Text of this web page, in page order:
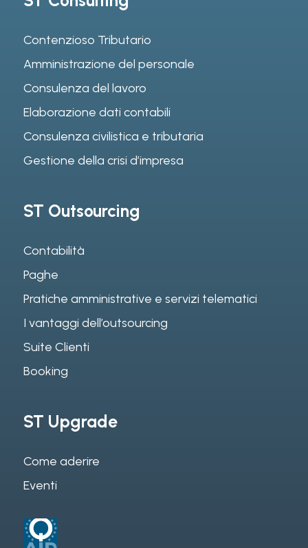
Contenzioso Tributario
Amministrazione del personale
Consulenza del lavoro
Elaborazione dati contabili
Consulenza civilistica e tributaria
Gestione della crisi d’impresa
ST Outsourcing
Contabilità
Paghe
Pratiche amministrative e servizi telematici
I vantaggi dell’outsourcing
Suite Clienti
Booking
ST Upgrade
Come aderire
Eventi